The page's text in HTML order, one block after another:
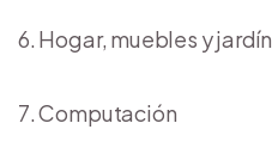
Hogar, muebles y jardín
Computación